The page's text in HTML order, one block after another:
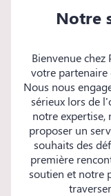
Notre
Bienvenue
votre partenaire
Nous nous
sérieux lors de
notre
proposer un
souhaits des
première
soutien et notre